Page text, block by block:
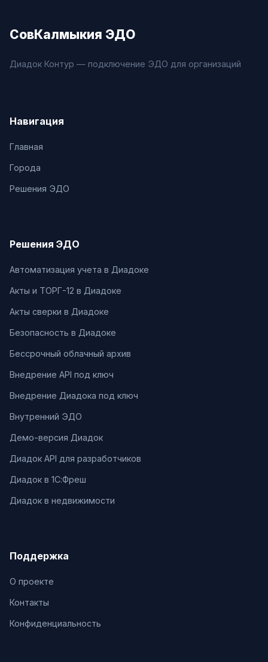
СовКалмыкия ЭДО
Диадок Контур — подключение ЭДО для организаций
Навигация
Главная
Города
Решения ЭДО
Решения ЭДО
Автоматизация учета в Диадоке
Акты и ТОРГ-12 в Диадоке
Акты сверки в Диадоке
Безопасность в Диадоке
Бессрочный облачный архив
Внедрение API под ключ
Внедрение Диадока под ключ
Внутренний ЭДО
Демо-версия Диадок
Диадок API для разработчиков
Диадок в 1С:Фреш
Диадок в недвижимости
Поддержка
О проекте
Контакты
Конфиденциальность